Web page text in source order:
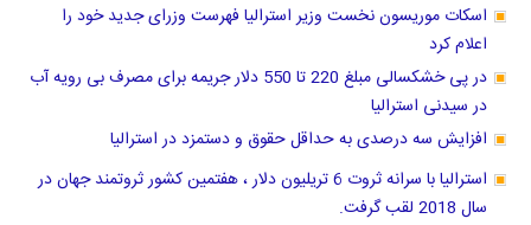
اسکات موریسون نخست وزیر استرالیا فهرست وزرای جدید خود را
اعلام کرد
در پی خشکسالی مبلغ 220 تا 550 دلار جریمه برای مصرف بی رویه آب
در سیدنی استرالیا
افزایش سه درصدی به حداقل حقوق و دستمزد در استرالیا
استرالیا با سرانه ثروت 6 تریلیون دلار ، هفتمین کشور ثروتمند جهان در
سال 2018 لقب گرفت.